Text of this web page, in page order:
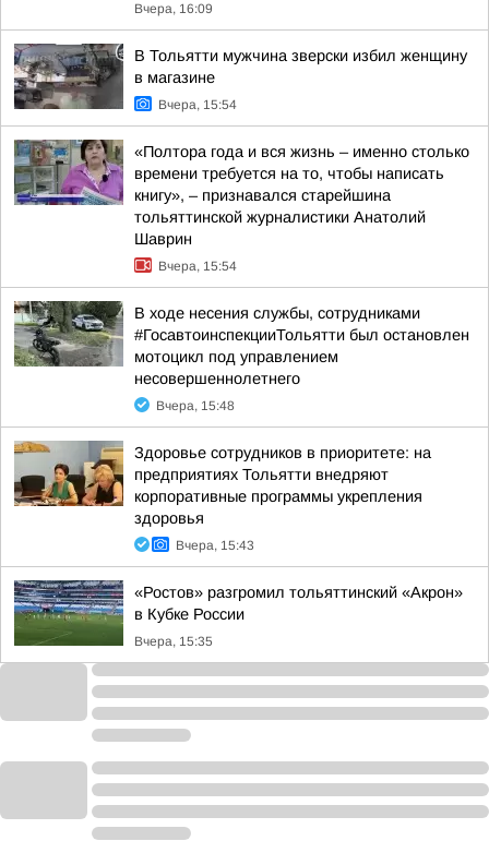
Вчера, 16:09
В Тольятти мужчина зверски избил женщину
в магазине
Вчера, 15:54
«Полтора года и вся жизнь – именно столько
времени требуется на то, чтобы написать
книгу», – признавался старейшина
тольяттинской журналистики Анатолий
Шаврин
Вчера, 15:54
В ходе несения службы, сотрудниками
#ГосавтоинспекцииТольятти был остановлен
мотоцикл под управлением
несовершеннолетнего
Вчера, 15:48
Здоровье сотрудников в приоритете: на
предприятиях Тольятти внедряют
корпоративные программы укрепления
здоровья
Вчера, 15:43
«Ростов» разгромил тольяттинский «Акрон»
в Кубке России
Вчера, 15:35